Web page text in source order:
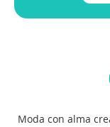
Moda con alma